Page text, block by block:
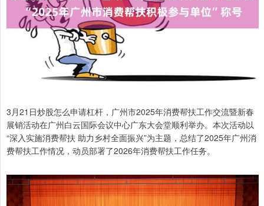
3月21日炒股怎么申请杠杆，广州市2025年消费帮扶工作交流暨新春
展销活动在广州白云国际会议中心广东大会堂顺利举办。本次活动以
“深入实施消费帮扶 助力乡村全面振兴”为主题，总结了2025年广州消
费帮扶工作情况，动员部署了2026年消费帮扶工作任务。